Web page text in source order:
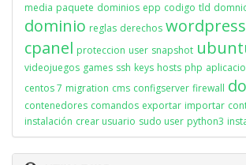
media paquete dominios epp codigo tld
dominio reglas derechos wordpress
cpanel proteccion user snapshot
videojuegos games ssh keys hosts php
centos 7 migration cms configserver firewall
contenedores comandos exportar importar
instalación crear usuario sudo user python3